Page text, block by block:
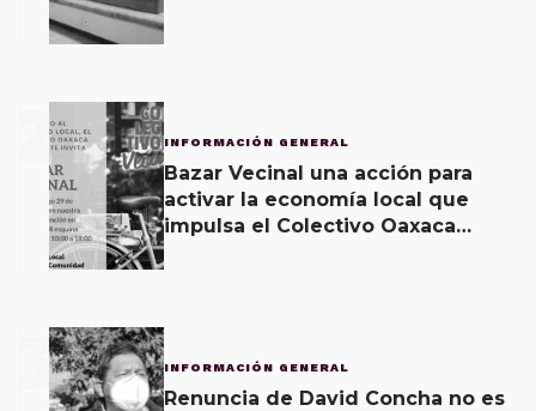
2 INFORMACIÓN GENERAL
Bazar Vecinal una acción para
activar la economía local que
impulsa el Colectivo Oaxaca
3 INFORMACIÓN GENERAL
Renuncia de David Concha no es